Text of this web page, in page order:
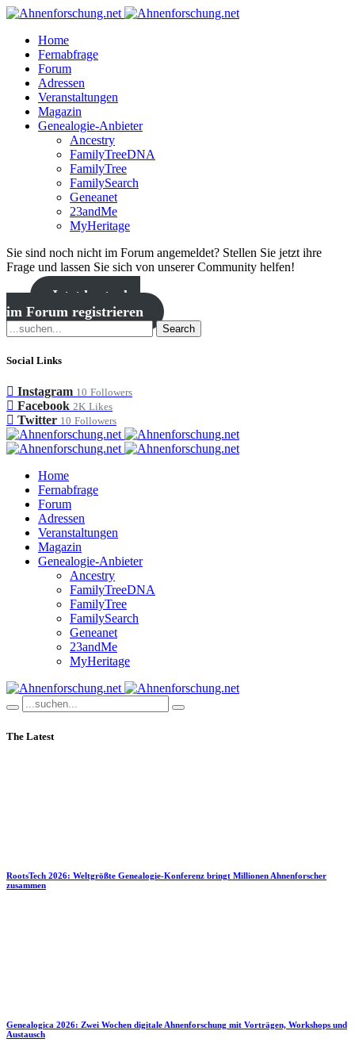
Home
Fernabfrage
Forum
Adressen
Veranstaltungen
Magazin
Genealogie-Anbieter
Ancestry
FamilyTreeDNA
FamilyTree
FamilySearch
Geneanet
23andMe
MyHeritage
Sie sind noch nicht im Forum angemeldet? Stellen Sie jetzt ihre
Frage und lassen Sie sich von unserer Community helfen!
Jetzt kostenlos
im Forum registrieren
Search
Social Links
Instagram 10 Followers
Facebook 2K Likes
Twitter 10 Followers
Home
Fernabfrage
Forum
Adressen
Veranstaltungen
Magazin
Genealogie-Anbieter
Ancestry
FamilyTreeDNA
FamilyTree
FamilySearch
Geneanet
23andMe
MyHeritage
The Latest
RootsTech 2026: Weltgrößte Genealogie-Konferenz bringt Millionen Ahnenforscher
zusammen
Genealogica 2026: Zwei Wochen digitale Ahnenforschung mit Vorträgen, Workshops und
Austausch